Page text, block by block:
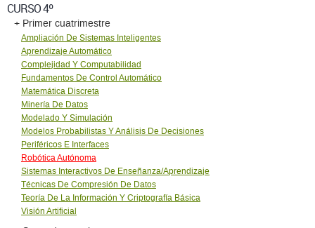
CURSO 4º
+ Primer cuatrimestre
Ampliación De Sistemas Inteligentes
Aprendizaje Automático
Complejidad Y Computabilidad
Fundamentos De Control Automático
Matemática Discreta
Minería De Datos
Modelado Y Simulación
Modelos Probabilistas Y Análisis De Decisiones
Periféricos E Interfaces
Robótica Autónoma
Sistemas Interactivos De Enseñanza/Aprendizaje
Técnicas De Compresión De Datos
Teoría De La Información Y Criptografía Básica
Visión Artificial